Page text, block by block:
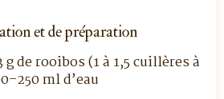
et de préparation
g de rooibos (1 à 1,5 cuillères à
ml d’eau